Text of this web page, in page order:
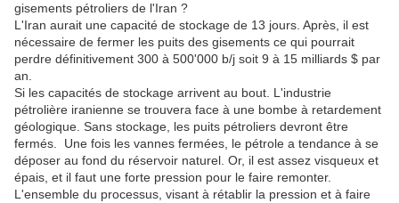
gisements pétroliers de l'Iran ?
L'Iran aurait une capacité de stockage de 13 jours. Après, il est
nécessaire de fermer les puits des gisements ce qui pourrait
perdre définitivement 300 à 500'000 b/j soit 9 à 15 milliards $ par
an.
Si les capacités de stockage arrivent au bout. L'industrie
pétrolière iranienne se trouvera face à une bombe à retardement
géologique. Sans stockage, les puits pétroliers devront être
fermés. Une fois les vannes fermées le pétrole a tendance à se
déposer au fond du réservoir naturel Or, il est assez visqueux et
épais et il faut une forte pression pour le faire remonter.
L'ensemble du processus, visant à rétablir la pression et à faire